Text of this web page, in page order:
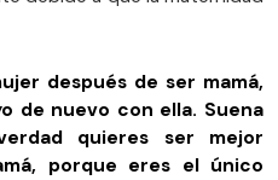
después de ser mamá,
de nuevo con ella. Suena
quieres ser mejor
porque eres el único